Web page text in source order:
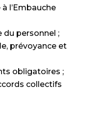
l’Embauche
du personnel ;
prévoyance et
obligatoires ;
collectifs